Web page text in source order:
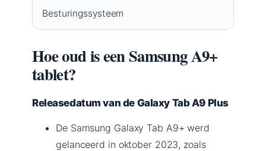
Besturingssysteem
Hoe oud is een Samsung A9+
tablet?
Releasedatum van de Galaxy Tab A9 Plus
De Samsung Galaxy Tab A9+ werd
gelanceerd in oktober 2023, zoals